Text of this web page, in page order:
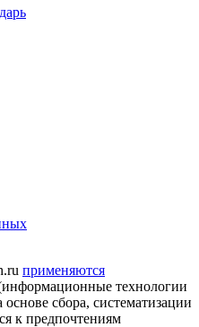
применяются
технологии
сбора, систематизации
к предпочтениям